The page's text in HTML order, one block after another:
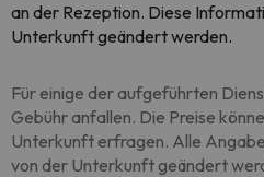
an der Rezeption. Diese
Unterkunft geändert werden.
Für einige der aufgeführten
Gebühr anfallen. Die Preise
Unterkunft erfragen. Alle
von der Unterkunft geändert